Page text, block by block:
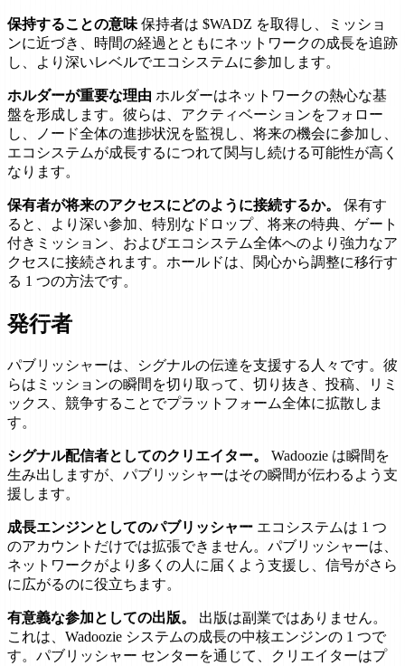
保持することの意味 保持者は $WADZ を取得し、ミッショ
ンに近づき、時間の経過とともにネットワークの成長を追跡
し、より深いレベルでエコシステムに参加します。
ホルダーが重要な理由 ホルダーはネットワークの熱心な基
盤を形成します。彼らは、アクティベーションをフォロー
し、ノード全体の進捗状況を監視し、将来の機会に参加し、
エコシステムが成長するにつれて関与し続ける可能性が高く
なります。
保有者が将来のアクセスにどのように接続するか。
保有す
ると、より深い参加、特別なドロップ、将来の特典、ゲート
付きミッション、およびエコシステム全体へのより強力なア
クセスに接続されます。ホールドは、関心から調整に移行す
る 1 つの方法です。
発行者
パブリッシャーは、シグナルの伝達を支援する人々です。彼
らはミッションの瞬間を切り取って、切り抜き、投稿、リミ
ックス、競争することでプラットフォーム全体に拡散しま
す。
シグナル配信者としてのクリエイター。
Wadoozie は瞬間を
生み出しますが、パブリッシャーはその瞬間が伝わるよう支
援します。
成長エンジンとしてのパブリッシャー エコシステムは 1 つ
のアカウントだけでは拡張できません。パブリッシャーは、
ネットワークがより多くの人に届くよう支援し、信号がさら
に広がるのに役立ちます。
有意義な参加としての出版。
出版は副業ではありません。
これは、Wadoozie システムの成長の中核エンジンの 1 つで
す。パブリッシャー センターを通じて、クリエイターはプ